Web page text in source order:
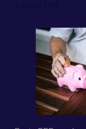
7. august 2026